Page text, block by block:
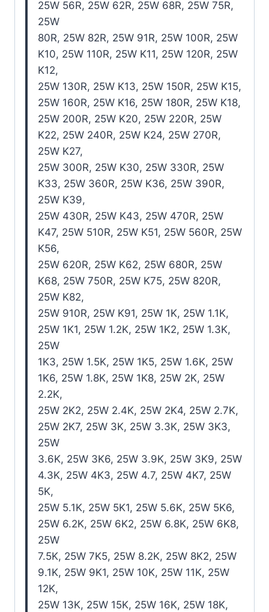
25W 56R, 25W 62R, 25W 68R, 25W 75R,
25W
80R, 25W 82R, 25W 91R, 25W 100R, 25W
K10, 25W 110R, 25W K11, 25W 120R, 25W
K12,
25W 130R, 25W K13, 25W 150R, 25W K15,
25W 160R, 25W K16, 25W 180R, 25W K18,
25W 200R, 25W K20, 25W 220R, 25W
K22, 25W 240R, 25W K24, 25W 270R,
25W K27,
25W 300R, 25W K30, 25W 330R, 25W
K33, 25W 360R, 25W K36, 25W 390R,
25W K39,
25W 430R, 25W K43, 25W 470R, 25W
K47, 25W 510R, 25W K51, 25W 560R, 25W
K56,
25W 620R, 25W K62, 25W 680R, 25W
K68, 25W 750R, 25W K75, 25W 820R,
25W K82,
25W 910R, 25W K91, 25W 1K, 25W 1.1K,
25W 1K1, 25W 1.2K, 25W 1K2, 25W 1.3K,
25W
1K3, 25W 1.5K, 25W 1K5, 25W 1.6K, 25W
1K6, 25W 1.8K, 25W 1K8, 25W 2K, 25W
2.2K,
25W 2K2, 25W 2.4K, 25W 2K4, 25W 2.7K,
25W 2K7, 25W 3K, 25W 3.3K, 25W 3K3,
25W
3.6K, 25W 3K6, 25W 3.9K, 25W 3K9, 25W
4.3K, 25W 4K3, 25W 4.7, 25W 4K7, 25W
5K,
25W 5.1K, 25W 5K1, 25W 5.6K, 25W 5K6,
25W 6.2K, 25W 6K2, 25W 6.8K, 25W 6K8,
25W
7.5K, 25W 7K5, 25W 8.2K, 25W 8K2, 25W
9.1K, 25W 9K1, 25W 10K, 25W 11K, 25W
12K,
25W 13K, 25W 15K, 25W 16K, 25W 18K,